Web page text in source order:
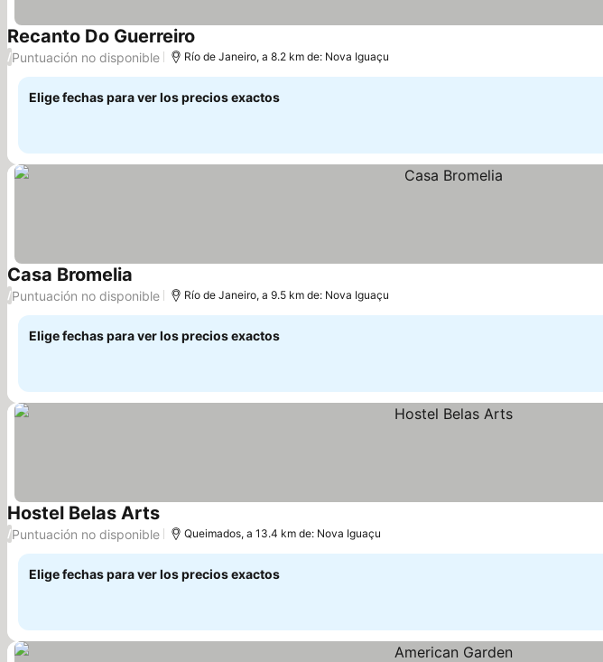
Recanto Do Guerreiro
/Puntuación no disponible Río de Janeiro, a 8.2 km de: Nova Iguaçu
Elige fechas para ver los precios exactos
Casa Bromelia
/Puntuación no disponible Río de Janeiro, a 9.5 km de: Nova Iguaçu
Elige fechas para ver los precios exactos
Hostel Belas Arts
/Puntuación no disponible Queimados, a 13.4 km de: Nova Iguaçu
Elige fechas para ver los precios exactos